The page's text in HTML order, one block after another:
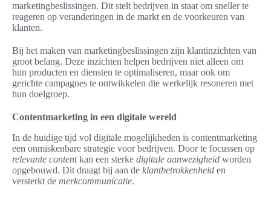
marketingbeslissingen. Dit stelt bedrijven in staat om sneller te
reageren op veranderingen in de markt en de voorkeuren van
klanten.
Bij het maken van marketingbeslissingen zijn klantinzichten van
groot belang. Deze inzichten helpen bedrijven niet alleen om
hun producten en diensten te optimaliseren, maar ook om
gerichte campagnes te ontwikkelen die werkelijk resoneren met
hun doelgroep.
Contentmarketing in een digitale wereld
In de huidige tijd vol digitale mogelijkheden is contentmarketing
een onmiskenbare strategie voor bedrijven. Door te focussen op
relevante contentkan een sterke digitale aanwezigheid worden
opgebouwd. Dit draagt bij aan de klantbetrokkenheid en
versterkt de merkcommunicatie.